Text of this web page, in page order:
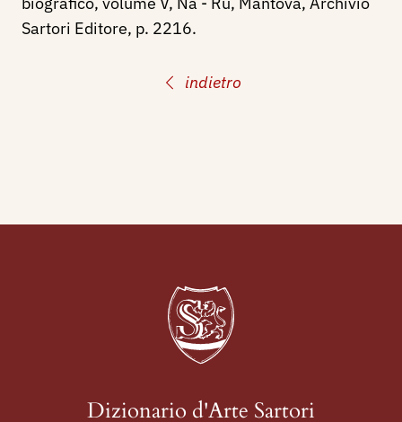
indietro
Sartori Editore, p. 2216.
Dizionario d'Arte Sartori